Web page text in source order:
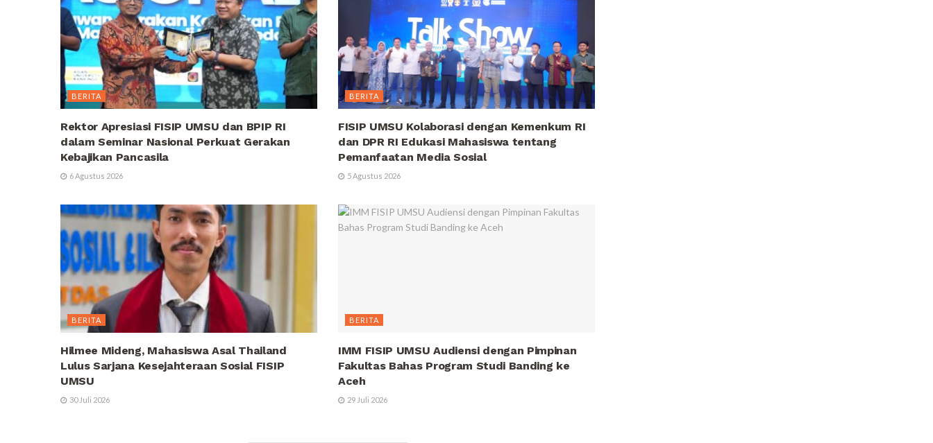
BERITA
Rektor Apresiasi FISIP UMSU dan BPIP RI
dalam Seminar Nasional Perkuat Gerakan
Kebajikan Pancasila
6 Agustus 2026
BERITA
FISIP UMSU Kolaborasi dengan Kemenkum RI
dan DPR RI Edukasi Mahasiswa tentang
Pemanfaatan Media Sosial
5 Agustus 2026
BERITA
Hilmee Mideng, Mahasiswa Asal Thailand
Lulus Sarjana Kesejahteraan Sosial FISIP
UMSU
30 Juli 2026
BERITA
IMM FISIP UMSU Audiensi dengan Pimpinan
Fakultas Bahas Program Studi Banding ke
Aceh
29 Juli 2026